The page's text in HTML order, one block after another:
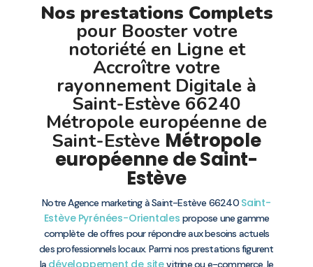
Nos prestations Complets
pour Booster votre
notoriété en Ligne et
Accroître votre
rayonnement Digitale à
Saint-Estève 66240
Métropole européenne de
Saint-Estève Métropole
européenne de Saint-
Estève
Notre Agence marketing à Saint-Estève 66240 Saint-
Estève Pyrénées-Orientales propose une gamme
complète de offres pour répondre aux besoins actuels
des professionnels locaux. Parmi nos prestations figurent